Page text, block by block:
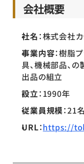
会社概要
社名：株式会社
事業内容：樹脂
具、機械部品、
出品の組立
設立：1990年
従業員規模：21名
URL：https://